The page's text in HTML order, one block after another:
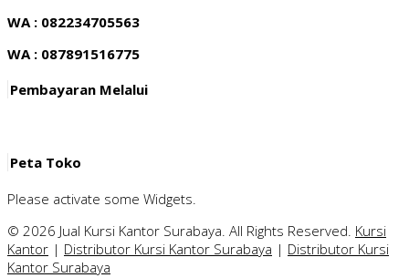
WA : 082234705563
WA : 087891516775
Pembayaran Melalui
Peta Toko
Please activate some Widgets.
© 2026 Jual Kursi Kantor Surabaya. All Rights Reserved. Kursi
Kantor | Distributor Kursi Kantor Surabaya | Distributor Kursi
Kantor Surabaya